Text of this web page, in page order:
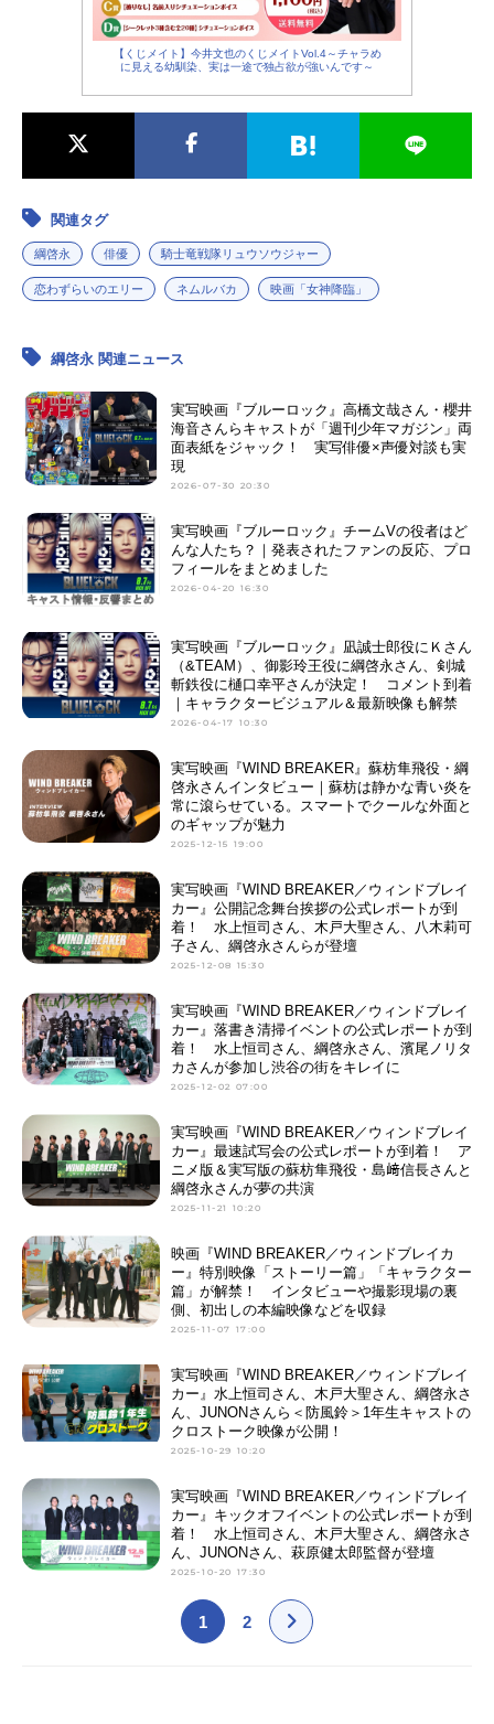
【くじメイト】今井文也のくじメイトVol.4～チャラめ
に見える幼馴染、実は一途で独占欲が強いんです～
関連タグ
綱啓永 俳優 騎士竜戦隊リュウソウジャー
恋わずらいのエリー ネムルバカ 映画「女神降臨」
綱啓永 関連ニュース
実写映画『ブルーロック』高橋文哉さん・櫻井
海音さんらキャストが「週刊少年マガジン」両
面表紙をジャック！ 実写俳優×声優対談も実
現
2026-07-30 20:30
実写映画『ブルーロック』チームVの役者はど
んな人たち？｜発表されたファンの反応、プロ
フィールをまとめました
2026-04-20 16:30
実写映画『ブルーロック』凪誠士郎役にＫさん
（&TEAM）、御影玲王役に綱啓永さん、剣城
斬鉄役に樋口幸平さんが決定！ コメント到着
｜キャラクタービジュアル＆最新映像も解禁
2026-04-17 10:30
実写映画『WIND BREAKER』蘇枋隼飛役・綱
啓永さんインタビュー｜蘇枋は静かな青い炎を
常に滾らせている。スマートでクールな外面と
のギャップが魅力
2025-12-15 19:00
実写映画『WIND BREAKER／ウィンドブレイ
カー』公開記念舞台挨拶の公式レポートが到
着！ 水上恒司さん、木戸大聖さん、八木莉可
子さん、綱啓永さんらが登壇
2025-12-08 15:30
実写映画『WIND BREAKER／ウィンドブレイ
カー』落書き清掃イベントの公式レポートが到
着！ 水上恒司さん、綱啓永さん、濱尾ノリタ
カさんが参加し渋谷の街をキレイに
2025-12-02 07:00
実写映画『WIND BREAKER／ウィンドブレイ
カー』最速試写会の公式レポートが到着！ ア
ニメ版＆実写版の蘇枋隼飛役・島﨑信長さんと
綱啓永さんが夢の共演
2025-11-21 10:20
映画『WIND BREAKER／ウィンドブレイカ
ー』特別映像「ストーリー篇」「キャラクター
篇」が解禁！ インタビューや撮影現場の裏
側、初出しの本編映像などを収録
2025-11-07 17:00
実写映画『WIND BREAKER／ウィンドブレイ
カー』水上恒司さん、木戸大聖さん、綱啓永さ
ん、JUNONさんら＜防風鈴＞1年生キャストの
クロストーク映像が公開！
2025-10-29 10:20
実写映画『WIND BREAKER／ウィンドブレイ
カー』キックオフイベントの公式レポートが到
着！ 水上恒司さん、木戸大聖さん、綱啓永さ
ん、JUNONさん、萩原健太郎監督が登壇
2025-10-20 17:30
1 2